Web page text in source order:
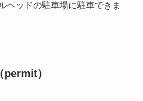
ヘッドの駐車場に駐車できま
）